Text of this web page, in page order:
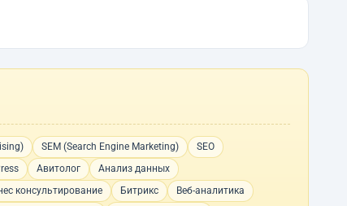
SEM (Search Engine Marketing)
SEO
Авитолог
Анализ данных
консультирование Битрикс
Веб-аналитика